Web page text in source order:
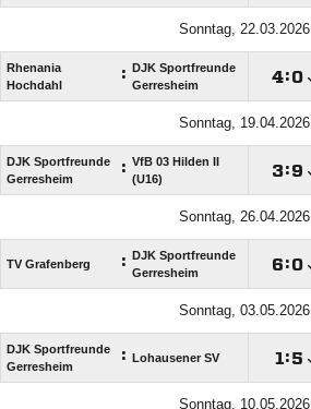
Sonntag, 22.03.2026
Rhenania
Hochdahl
:
DJK Sportfreunde
Gerresheim
:
Sonntag, 19.04.2026
DJK Sportfreunde
Gerresheim
: VfB 03 Hilden II
(U16)
:
Sonntag, 26.04.2026
TV Grafenberg :
DJK Sportfreunde
Gerresheim
:
Sonntag, 03.05.2026
DJK Sportfreunde
Gerresheim
: Lohausener SV :
Sonntag, 10.05.2026